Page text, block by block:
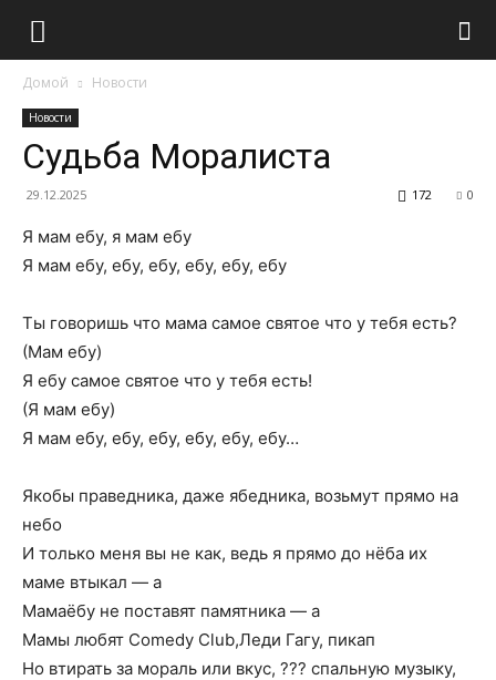
Домой Новости
Новости
Судьба Моралиста
29.12.2025 0
172
Я мам ебу, я мам ебу
Я мам ебу, ебу, ебу, ебу, ебу, ебу
Ты говоришь что мама самое святое что у тебя есть?
(Мам ебу)
Я ебу самое святое что у тебя есть!
(Я мам ебу)
Я мам ебу, ебу, ебу, ебу, ебу, ебу…
Якобы праведника, даже ябедника, возьмут прямо на
небо
И только меня вы не как, ведь я прямо до нёба их
маме втыкал — а
Мамаёбу не поставят памятника — а
Мамы любят Comedy Club,Леди Гагу, пикап
Но втирать за мораль или вкус, ??? спальную музыку,